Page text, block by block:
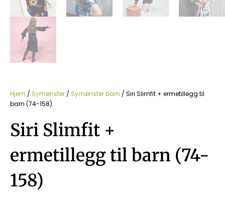
Hjem / Symønster / Symønster barn / Siri Slimfit + ermetillegg til
barn (74-158)
Siri Slimfit +
ermetillegg til barn (74-
158)